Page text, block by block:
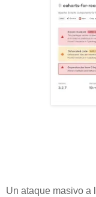
Un ataque masivo a